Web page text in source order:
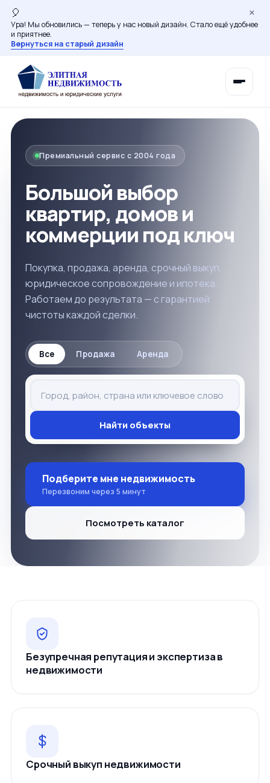
🎈
Ура! Мы обновились — теперь у нас новый дизайн. Стало ещё удобнее
и приятнее.
Вернуться на старый дизайн
×
Премиальный сервис с 2004 года
Большой выбор
квартир, домов и
коммерции под ключ
Покупка, продажа, аренда, срочный выкуп,
юридическое сопровождение и ипотека.
Работаем до результата — с гарантией
чистоты каждой сделки.
Все Продажа Аренда
Найти объекты
Подберите мне недвижимость
Перезвоним через 5 минут
Посмотреть каталог
Безупречная репутация и экспертиза в
недвижимости
Срочный выкуп недвижимости